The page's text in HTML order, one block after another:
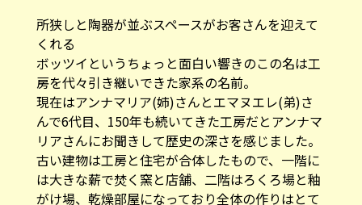
所狭しと陶器が並ぶスペースがお客さんを迎えて
くれる
ボッツイというちょっと面白い響きのこの名は工
房を代々引き継いできた家系の名前。
現在はアンナマリア(姉)さんとエマヌエレ(弟)さ
んで6代目、150年も続いてきた工房だとアンナマ
リアさんにお聞きして歴史の深さを感じました。
古い建物は工房と住宅が合体したもので、一階に
は大きな薪で焚く窯と店舗、二階はろくろ場と釉
がけ場、乾燥部屋になっており全体の作りはとて